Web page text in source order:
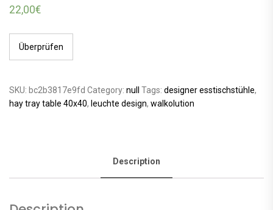
22,00€
Überprüfen
SKU: bc2b3817e9fd Category: null Tags: designer esstischstühle,
hay tray table 40x40, leuchte design, walkolution
Description